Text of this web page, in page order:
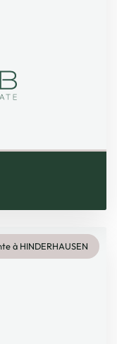
à HINDERHAUSEN